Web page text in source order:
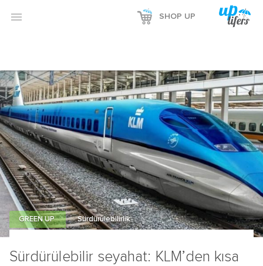
 SHOP UP
Sürdürülebilir seyahat: KLM’den kısa
GREEN UP Sürdürülebilirlik